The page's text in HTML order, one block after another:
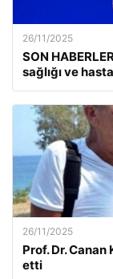
26/11/2025
SON
sağlığı ve
26/11/2025
Prof. Dr. Canan
etti